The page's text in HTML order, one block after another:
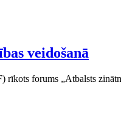
veidošanā
rīkots forums „Atbalsts